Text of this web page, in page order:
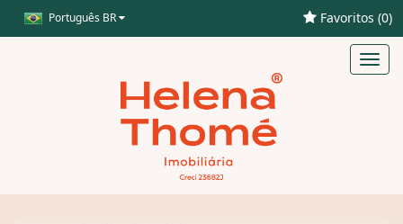
Português BR Favoritos (0)